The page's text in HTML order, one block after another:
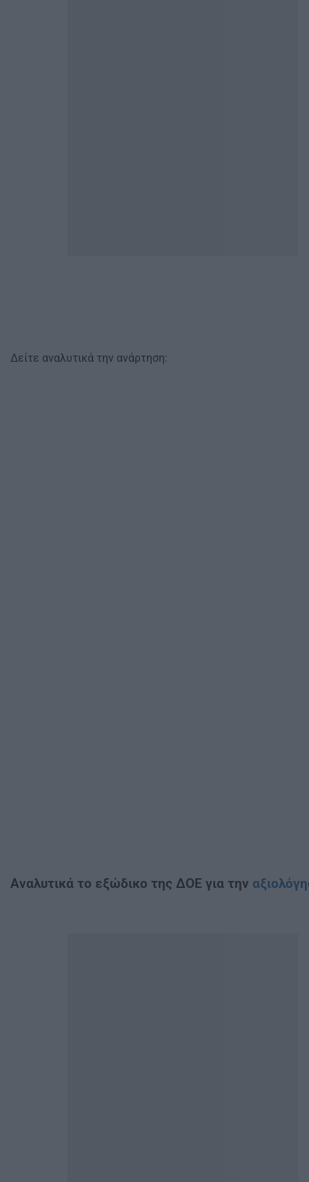
Δείτε αναλυτικά την ανάρτηση:
Αναλυτικά το εξώδικο της ΔΟΕ για την